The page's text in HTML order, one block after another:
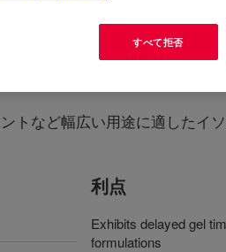
トなど幅広い用途に適したイ
利点
Exhibits delayed gel
formulations
すべて拒否